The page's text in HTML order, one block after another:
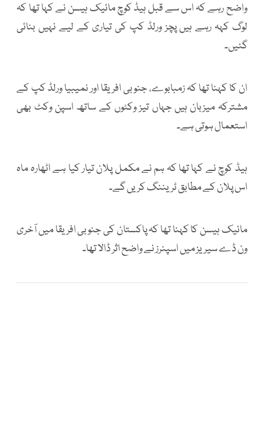
واضح رہے کہ اس سے قبل ہیڈ کوچ مائیک ہیسن نے کہا تھا کہ
لوگ کہہ رہے ہیں پچز ورلڈ کپ کی تیاری کے لیے نہیں بنائی
گئیں۔
ان کا کہنا تھا کہ زمبابوے، جنوبی افریقا اور نمیبیا ورلڈ کپ کے
مشترکہ میزبان ہیں جہاں تیز وکٹوں کے ساتھ اسپن وکٹ بھی
استعمال ہوتی ہے۔
ہیڈ کوچ نے کہا تھا کہ ہم نے مکمل پلان تیار کیا ہے اٹھارہ ماہ
اس پلان کے مطابق ٹریننگ کریں گے۔
مائیک ہیسن کا کہنا تھا کہ پاکستان کی جنوبی افریقا میں آخری
ون ڈے سیریز میں اسپنرز نے واضح اثر ڈالا تھا۔